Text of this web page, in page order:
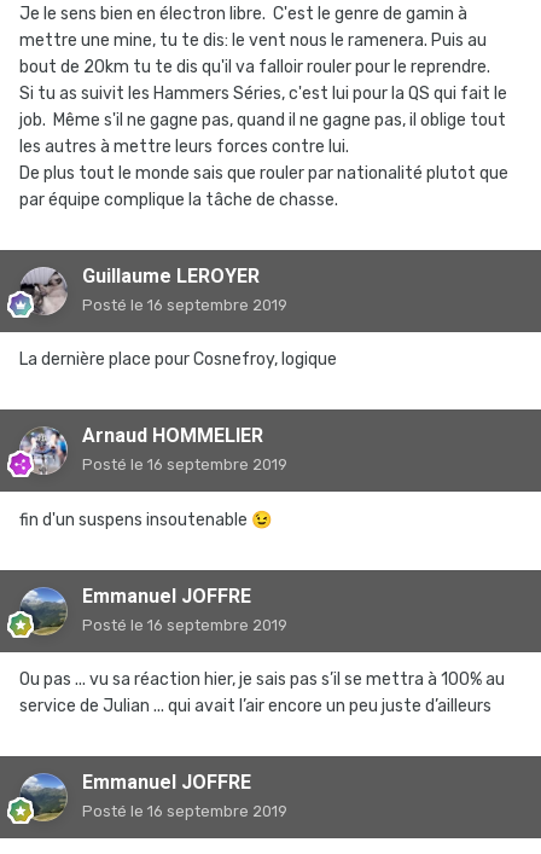
Je le sens bien en électron libre. C'est le genre de gamin à
mettre une mine, tu te dis: le vent nous le ramenera. Puis au
bout de 20km tu te dis qu'il va falloir rouler pour le reprendre.
Si tu as suivit les Hammers Séries, c'est lui pour la QS qui fait le
job. Même s'il ne gagne pas, quand il ne gagne pas, il oblige tout
les autres à mettre leurs forces contre lui.
De plus tout le monde sais que rouler par nationalité plutot que
par équipe complique la tâche de chasse.
Guillaume LEROYER
Posté le 16 septembre 2019
La dernière place pour Cosnefroy, logique
Arnaud HOMMELIER
Posté le 16 septembre 2019
fin d'un suspens insoutenable 😉
Emmanuel JOFFRE
Posté le 16 septembre 2019
Ou pas ... vu sa réaction hier, je sais pas s’il se mettra à 100% au
service de Julian ... qui avait l’air encore un peu juste d’ailleurs
Emmanuel JOFFRE
Posté le 16 septembre 2019